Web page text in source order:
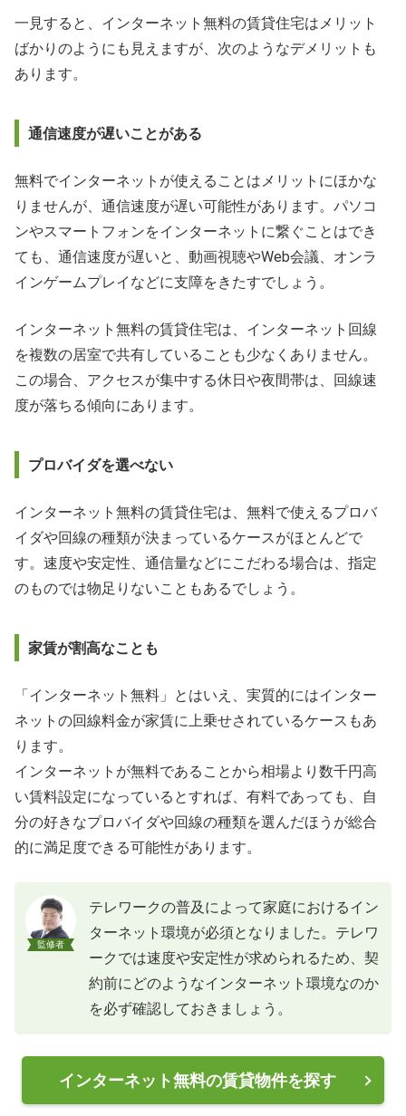
一見すると、インターネット無料の賃貸住宅はメリット
ばかりのようにも見えますが、次のようなデメリットも
あります。
通信速度が遅いことがある
無料でインターネットが使えることはメリットにほかな
りませんが、通信速度が遅い可能性があります。パソコ
ンやスマートフォンをインターネットに繋ぐことはでき
ても、通信速度が遅いと、動画視聴やWeb会議、オンラ
インゲームプレイなどに支障をきたすでしょう。
インターネット無料の賃貸住宅は、インターネット回線
を複数の居室で共有していることも少なくありません。
この場合、アクセスが集中する休日や夜間帯は、回線速
度が落ちる傾向にあります。
プロバイダを選べない
インターネット無料の賃貸住宅は、無料で使えるプロバ
イダや回線の種類が決まっているケースがほとんどで
す。速度や安定性、通信量などにこだわる場合は、指定
のものでは物足りないこともあるでしょう。
家賃が割高なことも
「インターネット無料」とはいえ、実質的にはインター
ネットの回線料金が家賃に上乗せされているケースもあ
ります。
インターネットが無料であることから相場より数千円高
い賃料設定になっているとすれば、有料であっても、自
分の好きなプロバイダや回線の種類を選んだほうが総合
的に満足度できる可能性があります。
監修者
テレワークの普及によって家庭におけるイン
ターネット環境が必須となりました。テレワ
ークでは速度や安定性が求められるため、契
約前にどのようなインターネット環境なのか
を必ず確認しておきましょう。
インターネット無料の賃貸物件を探す